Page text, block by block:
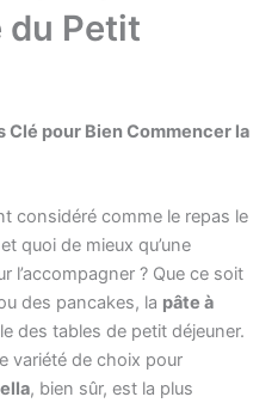
du Petit
Clé pour Bien Commencer la
considéré comme le repas le
quoi de mieux qu’une
l’accompagner ? Que ce soit
des pancakes, la pâte à
des tables de petit déjeuner.
variété de choix pour
, bien sûr, est la plus